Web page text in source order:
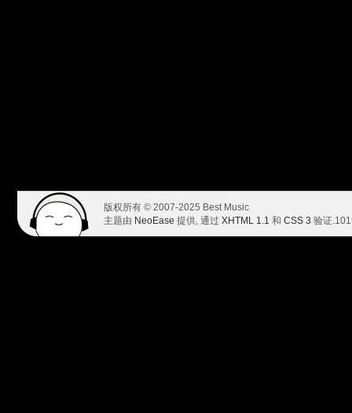
版权所有 © 2007-2025 Best Music
主题由 NeoEase 提供, 通过 XHTML 1.1 和 CSS 3 验证.